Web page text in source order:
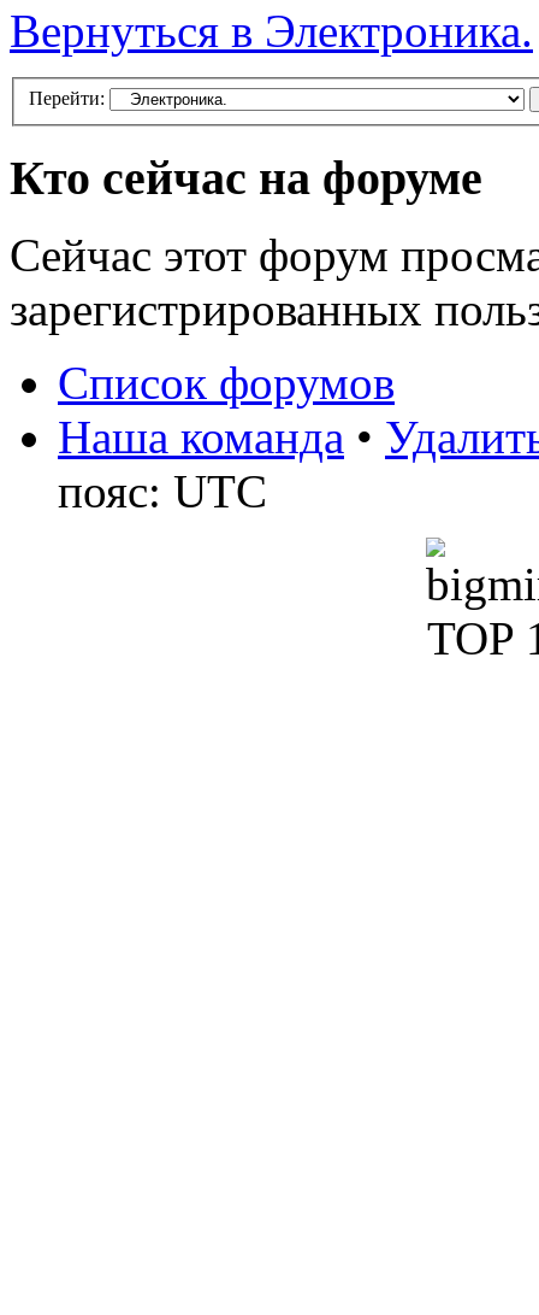
Вернуться в Электроника.
Перейти:
Кто сейчас на форуме
Сейчас этот форум
зарегистрированных
Список форумов
Наша команда •
пояс: UTC